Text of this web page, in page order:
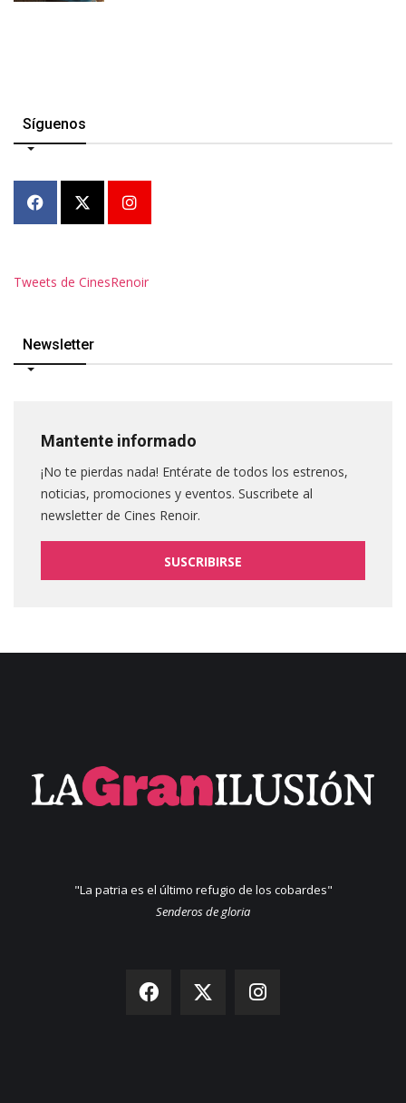
Síguenos
Tweets de CinesRenoir
Newsletter
Mantente informado
¡No te pierdas nada! Entérate de todos los estrenos,
noticias, promociones y eventos. Suscribete al
newsletter de Cines Renoir.
SUSCRIBIRSE
"La patria es el último refugio de los cobardes"
Senderos de gloria